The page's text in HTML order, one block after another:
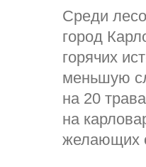
Среди
город
горячих
меньшую
на 20
на
желающих